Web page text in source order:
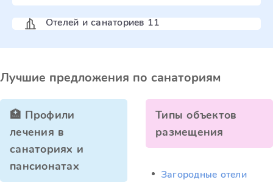
Отелей и санаториев 11
Лучшие предложения по санаториям
🏥 Профили
лечения в
санаториях и
пансионатах
Типы объектов
размещения
Загородные отели